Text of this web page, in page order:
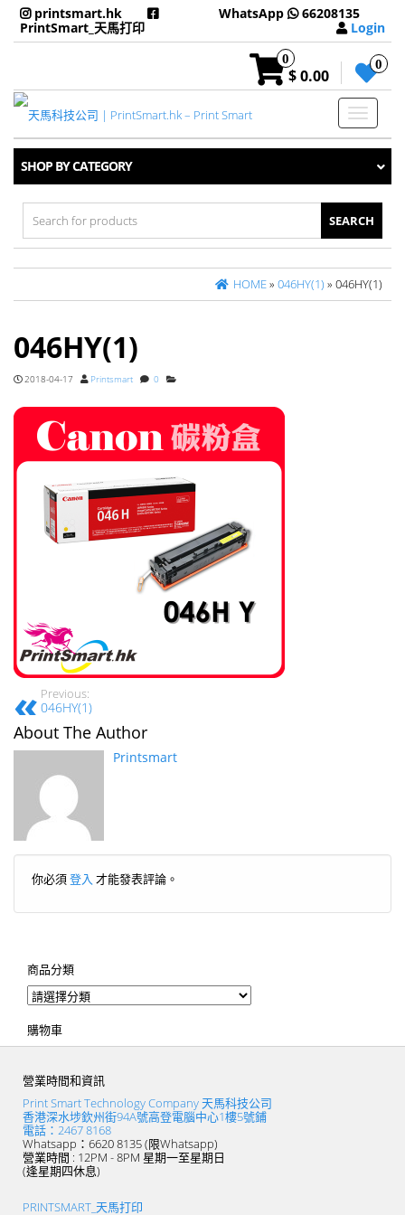
printsmart.hk
PrintSmart_天馬打印
WhatsApp
66208135
Login
0
$ 0.00
0
Toggle
SHOP BY CATEGORY
Search
for:
HOME» 046HY(1) » 046HY(1)
046HY(1)
2018-04-17 Printsmart 0
Previous:
046HY(1)
About The Author
Printsmart
你必須登入 才能發表評論。
商品分類
購物車
營業時間和資訊
Print Smart Technology Company 天馬科技公司
香港深水埗欽州街94A號高登電腦中心1樓5號鋪
電話：2467 8168
Whatsapp：6620 8135 (限Whatsapp)
營業時間 : 12PM - 8PM 星期一至星期日
(逢星期四休息)
PRINTSMART_天馬打印